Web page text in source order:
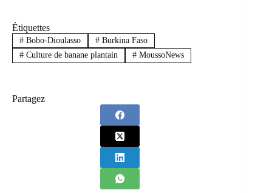
Étiquettes
#Bobo-Dioulasso #Burkina Faso
#Culture de banane plantain #MoussoNews
Partagez